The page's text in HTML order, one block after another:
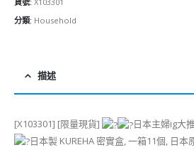
分類: Household
描述
[X103301] [限量現貨] 日本主婦ig大推
日本製 KUREHA 密實盒, 一箱11個, 日